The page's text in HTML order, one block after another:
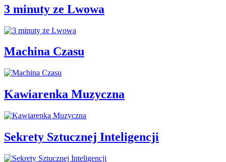
3 minuty ze Lwowa
Machina Czasu
Kawiarenka Muzyczna
Sekrety Sztucznej Inteligencji